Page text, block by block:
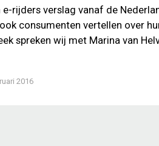
rijders verslag vanaf de
consumenten vertellen over
spreken wij met Marina van
2016